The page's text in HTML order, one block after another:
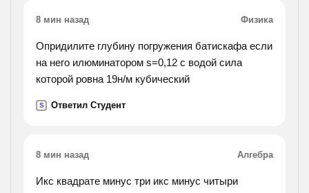
8 мин назад Физика
Опридилите глубину погружения батискафа если
на него илюминатором s=0,12 с водой сила
которой ровна 19н/м кубический
S Ответил Студент
8 мин назад Алгебра
Икс квадрате минус три икс минус читыри